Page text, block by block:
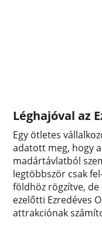
Léghajóval az
Egy ötletes
adatott meg, hogy
madártávlatból
legtöbbször csak
földhöz rögzítve, de
ezelőtti Ezredéves
attrakciónak